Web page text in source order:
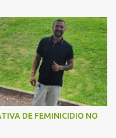
DE FEMINICIDIO NO